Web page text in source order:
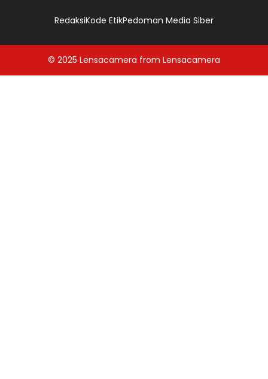
RedaksiKode EtikPedoman Media Siber
© 2025 Lensacamera from Lensacamera